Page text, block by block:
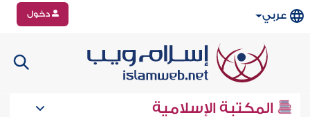
عربي دخول
المكتبة الإسلامية